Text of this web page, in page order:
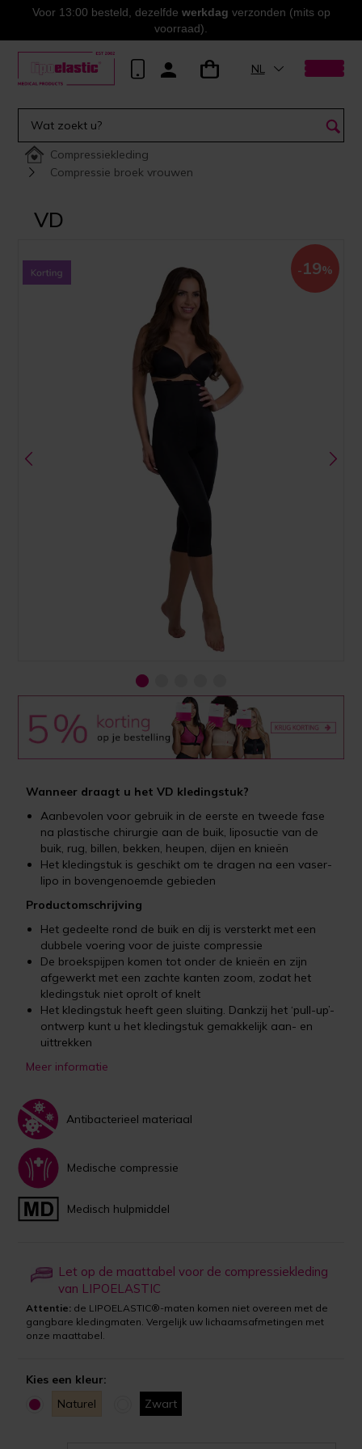
Voor 13:00 besteld, dezelfde werkdag verzonden (mits op
voorraad).
NL
Compressiekleding
Compressie broek vrouwen
VD
-19%
Wanneer draagt u het VD kledingstuk?
Aanbevolen voor gebruik in de eerste en tweede fase
na plastische chirurgie aan de buik, liposuctie van de
buik, rug, billen, bekken, heupen, dijen en knieën
Het kledingstuk is geschikt om te dragen na een vaser-
lipo in bovengenoemde gebieden
Productomschrijving
Het gedeelte rond de buik en dij is versterkt met een
dubbele voering voor de juiste compressie
De broekspijpen komen tot onder de knieën en zijn
afgewerkt met een zachte kanten zoom, zodat het
kledingstuk niet oprolt of knelt
Het kledingstuk heeft geen sluiting. Dankzij het ‘pull-up’-
ontwerp kunt u het kledingstuk gemakkelijk aan- en
uittrekken
Meer informatie
Antibacterieel materiaal
Medische compressie
Medisch hulpmiddel
Let op de maattabel voor de compressiekleding
van LIPOELASTIC
Attentie: de LIPOELASTIC®-maten komen niet overeen met de
gangbare kledingmaten. Vergelijk uw lichaamsafmetingen met
onze maattabel.
Kies een kleur:
Naturel
Zwart